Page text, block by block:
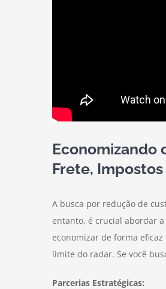
Economizando
Frete, Impostos
A busca por redução de
entanto, é crucial abordar
economizar de forma
limite do radar. Se você
Parcerias Estratégicas: